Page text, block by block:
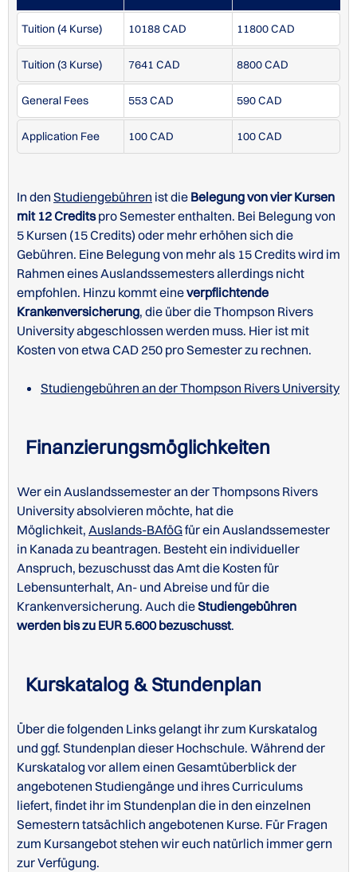
STUDIENGÄNGE/KURSE IN ENGLISCH -
UNDERGRADUATE
Tuition (4 Kurse) 10188 CAD 11800 CAD
Tuition (3 Kurse) 7641 CAD 8800 CAD
General Fees 553 CAD 590 CAD
Application Fee 100 CAD 100 CAD
In den Studiengebühren ist die Belegung von vier Kursen
mit 12 Credits pro Semester enthalten. Bei Belegung von
5 Kursen (15 Credits) oder mehr erhöhen sich die
Gebühren. Eine Belegung von mehr als 15 Credits wird im
Rahmen eines Auslandssemesters allerdings nicht
empfohlen. Hinzu kommt eineverpflichtende
Krankenversicherung, die über die Thompson Rivers
University abgeschlossen werden muss. Hier ist mit
Kosten von etwa CAD 250 pro Semester zu rechnen.
Studiengebühren an der Thompson Rivers University
Finanzierungsmöglichkeiten
Wer ein Auslandssemester an der Thompsons Rivers
University absolvieren möchte, hat die
Möglichkeit, Auslands-BAföGfür ein Auslandssemester
in Kanada zu beantragen. Besteht ein individueller
Anspruch, bezuschusst das Amt die Kosten für
Lebensunterhalt, An- und Abreise und für die
Krankenversicherung. Auch dieStudiengebühren
werden bis zu EUR 5.600 bezuschusst.
Kurskatalog & Stundenplan
Über die folgenden Links gelangt ihr zum Kurskatalog
und ggf. Stundenplan dieser Hochschule. Während der
Kurskatalog vor allem einen Gesamtüberblick der
angebotenen Studiengänge und ihres Curriculums
liefert, findet ihr im Stundenplan die in den einzelnen
Semestern tatsächlich angebotenen Kurse. Für Fragen
zum Kursangebot stehen wir euch natürlich immer gern
zur Verfügung.